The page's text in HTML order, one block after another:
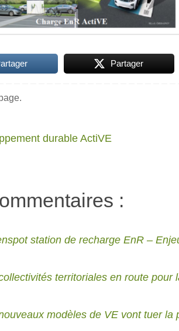
Partager
.
durable ActiVE
:
station de recharge EnR –
territoriales en route pour
modèles de VE vont tuer la